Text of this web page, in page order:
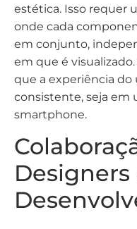
estética. Isso requer
onde cada
em conjunto,
em que é
que a experiência do
consistente, seja
smartphone.
Designers